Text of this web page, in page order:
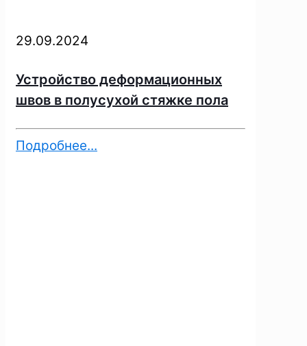
29.09.2024
Устройство деформационных
швов в полусухой стяжке пола
Подробнее...